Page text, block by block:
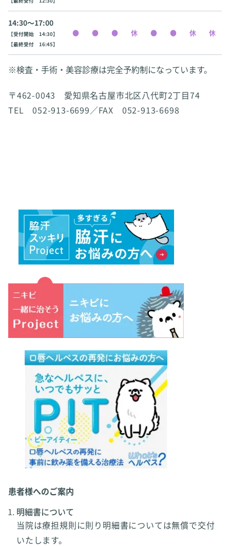
14:30〜17:00
【受付開始 14:30】
【最終受付 16:45】
※検査・手術・美容診療は完全予約制になっています。
〒462-0043 愛知県名古屋市北区八代町2丁目74
TEL 052-913-6699／FAX 052-913-6698
患者様へのご案内
明細書について
当院は療担規則に則り明細書については無償で交付
いたします。